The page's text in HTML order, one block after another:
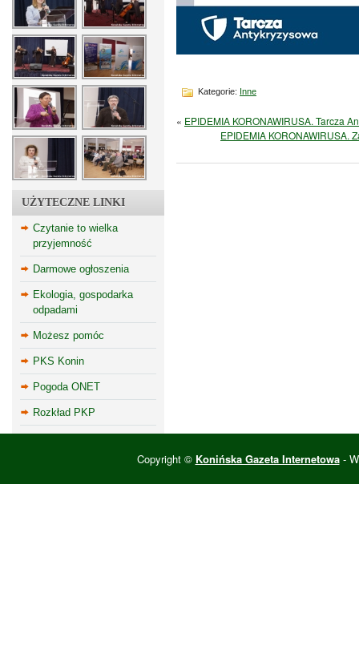
UŻYTECZNE LINKI
Czytanie to wielka
przyjemność
Darmowe ogłoszenia
Ekologia, gospodarka
odpadami
Możesz pomóc
PKS Konin
Pogoda ONET
Rozkład PKP
Kategorie: Inne
« EPIDEMIA KORONAWIRUSA. Tarcza
EPIDEMIA KORONAWIRUSA.
Copyright © Konińska Gazeta Internetowa-